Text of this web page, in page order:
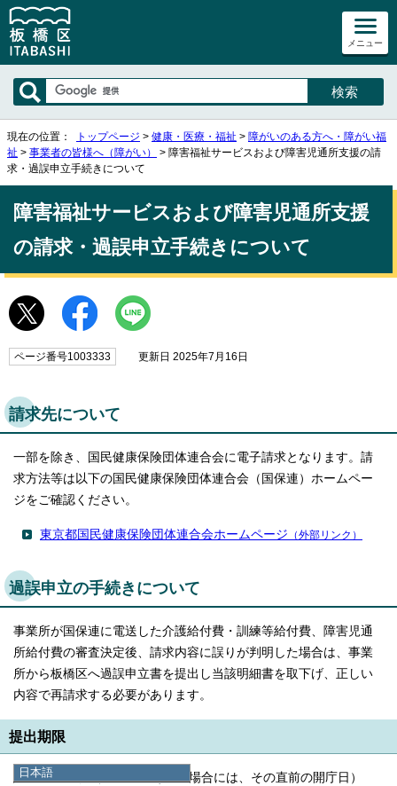
メニュー
日本語
現在の位置： トップページ > 健康・医療・福祉 > 障がいのある方へ・障がい福
祉 > 事業者の皆様へ（障がい）
> 障害福祉サービスおよび障害児通所支援の請
求・過誤申立手続きについて
障害福祉サービスおよび障害児通所支援
の請求・過誤申立手続きについて
ページ番号1003333 更新日 2025年7月16日
請求先について
一部を除き、国民健康保険団体連合会に電子請求となります。請
求方法等は以下の国民健康保険団体連合会（国保連）ホームペー
ジをご確認ください。
東京都国民健康保険団体連合会ホームページ （外部リンク）
過誤申立の手続きについて
事業所が国保連に電送した介護給付費・訓練等給付費、障害児通
所給付費の審査決定後、請求内容に誤りが判明した場合は、事業
所から板橋区へ過誤申立書を提出し当該明細書を取下げ、正しい
内容で再請求する必要があります。
提出期限
毎月15日締切（閉庁日にあたる場合には、その直前の開庁日）